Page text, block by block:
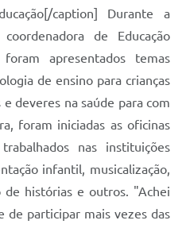
caption] Durante a
de Educação
apresentados temas
de ensino para crianças
deveres na saúde para com
foram iniciadas as oficinas
nas instituições
infantil, musicalização,
de histórias e outros. "Achei
de participar mais vezes das